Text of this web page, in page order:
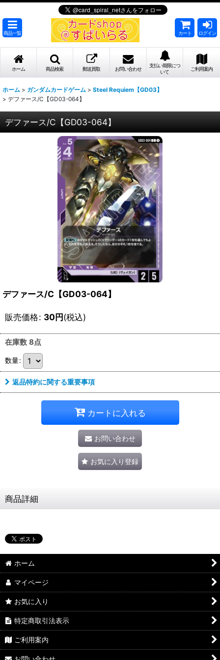
商品一覧 カート ログイン
ホーム 商品検索 郵送買取 お問い合わせ
支払い期限につ
いて
ご利用案内
ホーム > ガンダムカードゲーム > Steel Requiem【GD03】
> デファース/C【GD03-064】
デファース/C【GD03-064】
デファース/C【GD03-064】
販売価格: 30円(税込)
在庫数 8点
数量:
返品特約に関する重要事項
カートに入れる
お問い合わせ
お気に入り登録
商品詳細
ホーム
マイページ
お気に入り
特定商取引法表示
ご利用案内